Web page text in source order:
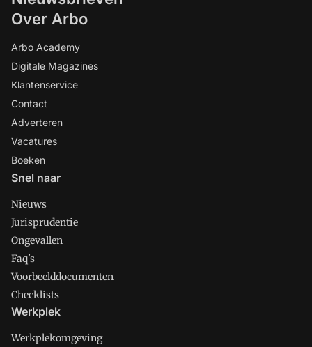
Over Arbo
Arbo Academy
Digitale Magazines
Klantenservice
Contact
Adverteren
Vacatures
Boeken
Snel naar
Nieuws
Jurisprudentie
Ongevallen
Faq's
Voorbeelddocumenten
Checklists
Werkplek
Werkplekomgeving